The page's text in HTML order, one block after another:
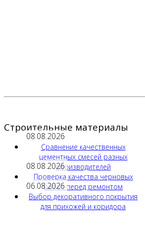
Строительные материалы
08.08.2026
Сравнение качественных
цементных смесей разных
производителей
08.08.2026
Проверка качества черновых
работ перед ремонтом
06.08.2026
Выбор декоративного покрытия
для прихожей и коридора